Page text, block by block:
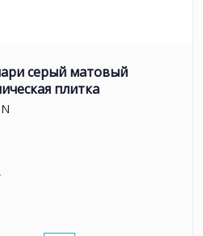
серый матовый
плитка